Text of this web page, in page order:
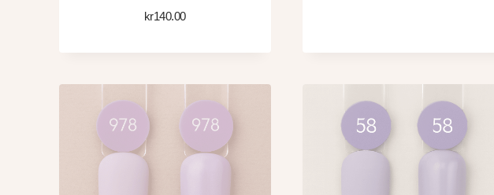
kr140.00